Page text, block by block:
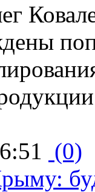
(0)